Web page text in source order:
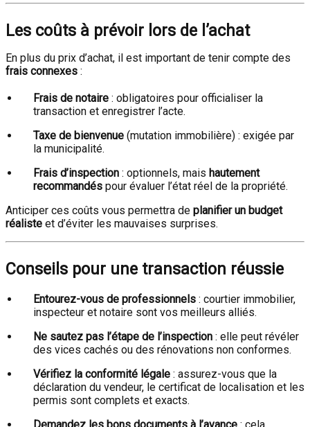
Les coûts à prévoir lors de l’achat
En plus du prix d’achat, il est important de tenir compte des
frais connexes :
Frais de notaire : obligatoires pour officialiser la
transaction et enregistrer l’acte.
Taxe de bienvenue (mutation immobilière) : exigée par
la municipalité.
Frais d’inspection : optionnels, mais hautement
recommandés pour évaluer l’état réel de la propriété.
Anticiper ces coûts vous permettra de planifier un budget
réaliste et d’éviter les mauvaises surprises.
Conseils pour une transaction réussie
Entourez-vous de professionnels : courtier immobilier,
inspecteur et notaire sont vos meilleurs alliés.
Ne sautez pas l’étape de l’inspection : elle peut révéler
des vices cachés ou des rénovations non conformes.
Vérifiez la conformité légale : assurez-vous que la
déclaration du vendeur, le certificat de localisation et les
permis sont complets et exacts.